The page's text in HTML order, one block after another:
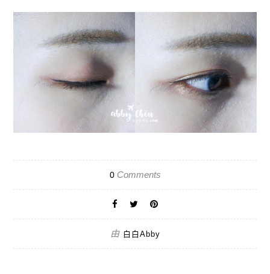
0Comments
由 白白Abby